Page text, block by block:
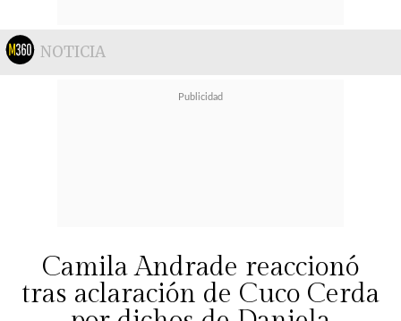
NOTICIA
Camila Andrade reaccionó
tras aclaración de Cuco Cerda